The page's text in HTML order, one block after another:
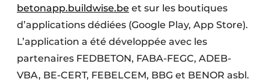
betonapp.buildwise.be et sur les boutiques
d’applications dédiées (Google Play, App Store).
L’application a été développée avec les
partenaires FEDBETON, FABA-FEGC, ADEB-
VBA, BE-CERT, FEBELCEM, BBG et BENOR asbl.